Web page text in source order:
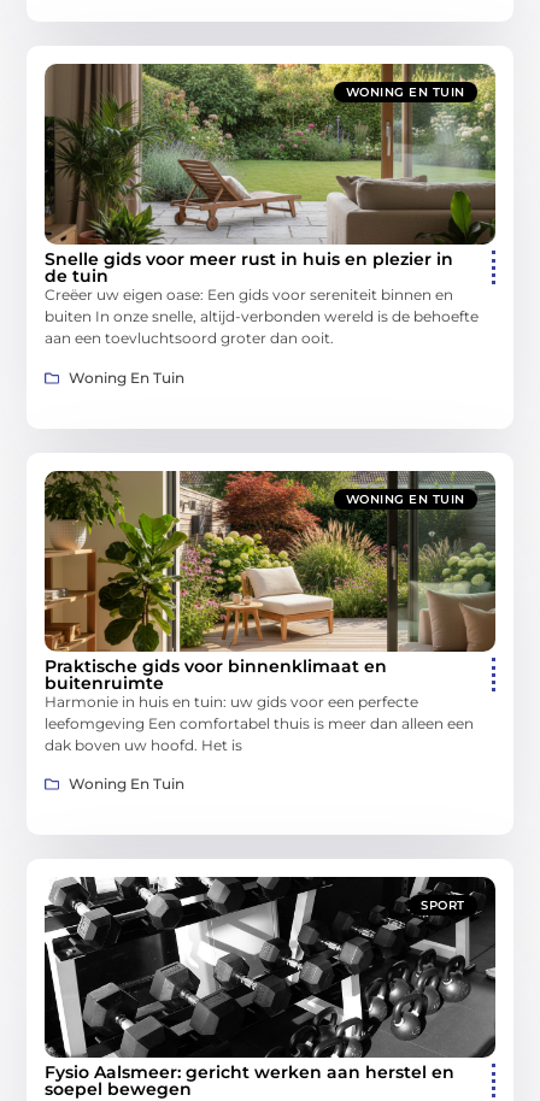
WONING EN TUIN
Snelle gids voor meer rust in huis en plezier in
de tuin
Creëer uw eigen oase: Een gids voor sereniteit binnen en
buiten In onze snelle, altijd-verbonden wereld is de behoefte
aan een toevluchtsoord groter dan ooit.
Woning En Tuin
WONING EN TUIN
Praktische gids voor binnenklimaat en
buitenruimte
Harmonie in huis en tuin: uw gids voor een perfecte
leefomgeving Een comfortabel thuis is meer dan alleen een
dak boven uw hoofd. Het is
Woning En Tuin
SPORT
Fysio Aalsmeer: gericht werken aan herstel en
soepel bewegen